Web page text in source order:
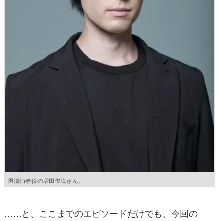
男漂泊者役の増田俊樹さん。
……と、ここまでのエピソードだけでも、今回の